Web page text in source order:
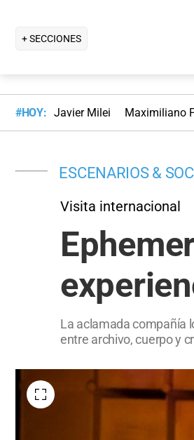
+ SECCIONES
#HOY: Javier Milei Maximiliano
ESCENARIOS &
Visita internacional
La aclamada compañía
entre archivo, cuerpo y